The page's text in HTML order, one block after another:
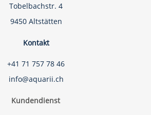
Tobelbachstr. 4
9450 Altstätten
Kontakt
+41 71 757 78 46
info@aquarii.ch
Kundendienst